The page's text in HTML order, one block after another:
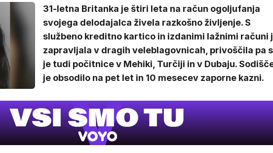
31-letna Britanka je štiri leta na račun ogoljufanja
svojega delodajalca živela razkošno življenje. S
službeno kreditno kartico in izdanimi lažnimi računi
zapravljala v dragih veleblagovnicah, privoščila pa
je tudi počitnice v Mehiki, Turčiji in v Dubaju.
je obsodilo na pet let in 10 mesecev zaporne kazni.